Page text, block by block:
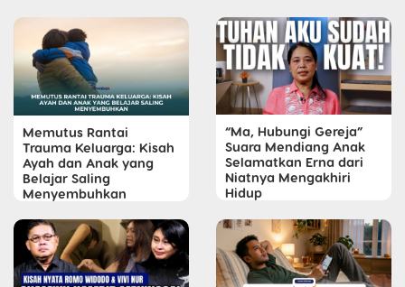
Memutus Rantai
Trauma Keluarga: Kisah
Ayah dan Anak yang
Belajar Saling
Menyembuhkan
“Ma, Hubungi Gereja”
Suara Mendiang Anak
Selamatkan Erna dari
Niatnya Mengakhiri
Hidup